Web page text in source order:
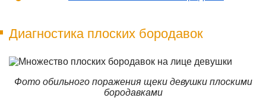
Диагностика плоских бородавок
Фото обильного поражения щеки девушки плоскими
бородавками